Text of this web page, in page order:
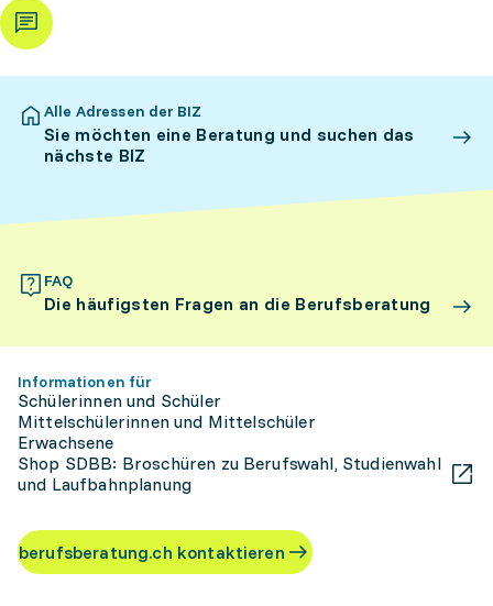
Alle Adressen der BIZ
Sie möchten eine Beratung und suchen das
nächste BIZ
FAQ
Die häufigsten Fragen an die Berufsberatung
Informationen für
Schülerinnen und Schüler
Mittelschülerinnen und Mittelschüler
Erwachsene
Shop SDBB: Broschüren zu Berufswahl, Studienwahl
und Laufbahnplanung
berufsberatung.ch kontaktieren